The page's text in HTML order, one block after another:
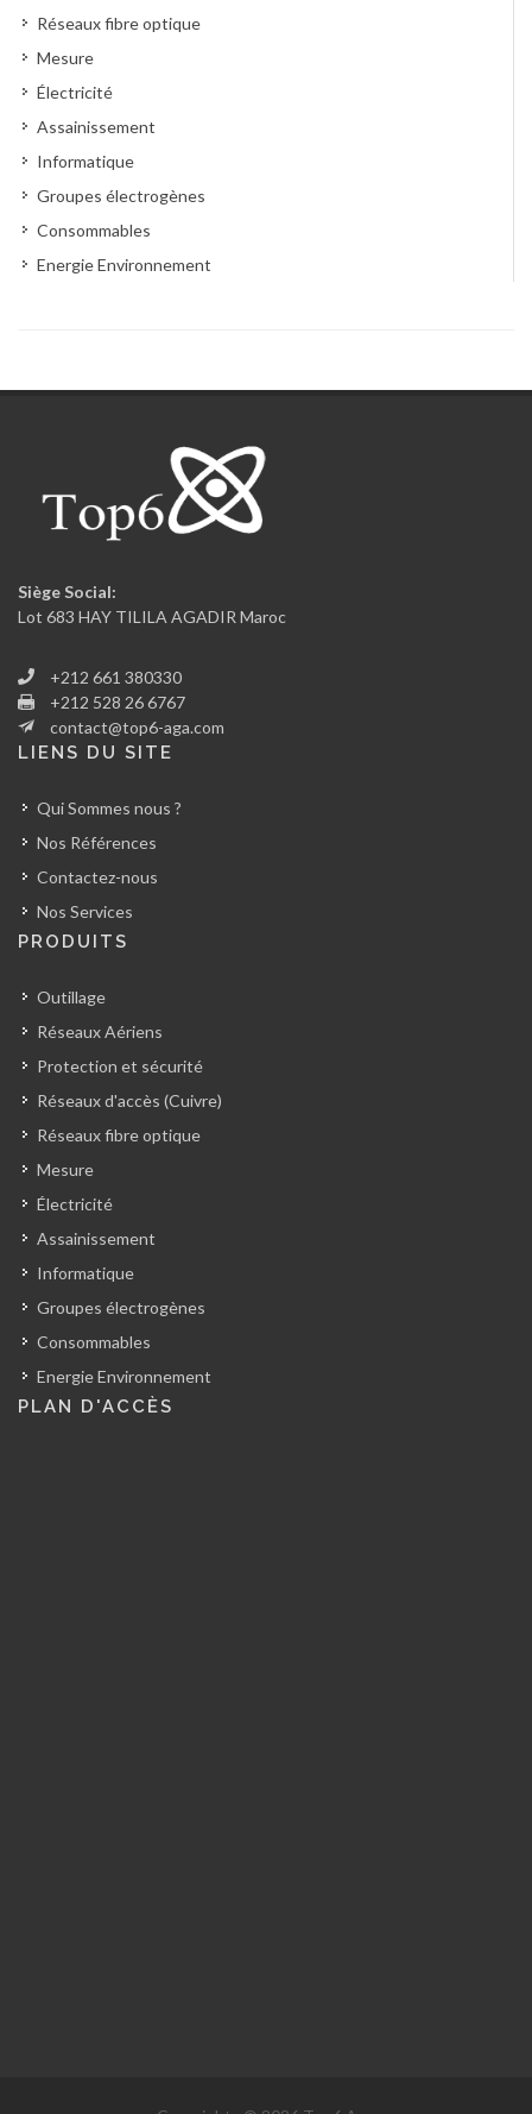
Réseaux fibre optique
Mesure
Électricité
Assainissement
Informatique
Groupes électrogènes
Consommables
Energie Environnement
Siège Social:
Lot 683 HAY TILILA AGADIR Maroc
+212 661 380330
+212 528 26 6767
contact@top6-aga.com
LIENS DU SITE
Qui Sommes nous ?
Nos Références
Contactez-nous
Nos Services
PRODUITS
Outillage
Réseaux Aériens
Protection et sécurité
Réseaux d'accès (Cuivre)
Réseaux fibre optique
Mesure
Électricité
Assainissement
Informatique
Groupes électrogènes
Consommables
Energie Environnement
PLAN D'ACCÈS